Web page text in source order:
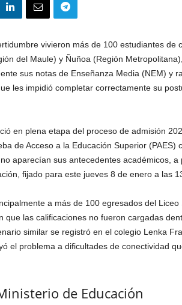
vivieron más de 100 estudiantes de
del Maule) y Ñuñoa (Región
sus notas de Enseñanza Media (NEM) y
les impidió completar correctamente su
en plena etapa del proceso de admisión
de Acceso a la Educación Superior (PAES)
aparecían sus antecedentes académicos,
fijado para este jueves 8 de enero a las
a más de 100 egresados del Liceo
que las calificaciones no fueron cargadas
similar se registró en el colegio Lenka
el problema a dificultades de conectividad
de Educación